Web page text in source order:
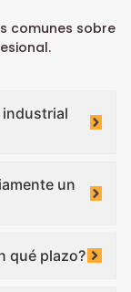
comunes sobre
industrial
un
qué plazo?